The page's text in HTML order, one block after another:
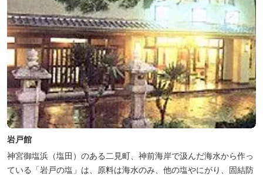
岩戸館
神宮御塩浜（塩田）のある二見町、神前海岸で汲んだ海水から作っ
ている「岩戸の塩」は、原料は海水のみ、他の塩やにがり、固結防